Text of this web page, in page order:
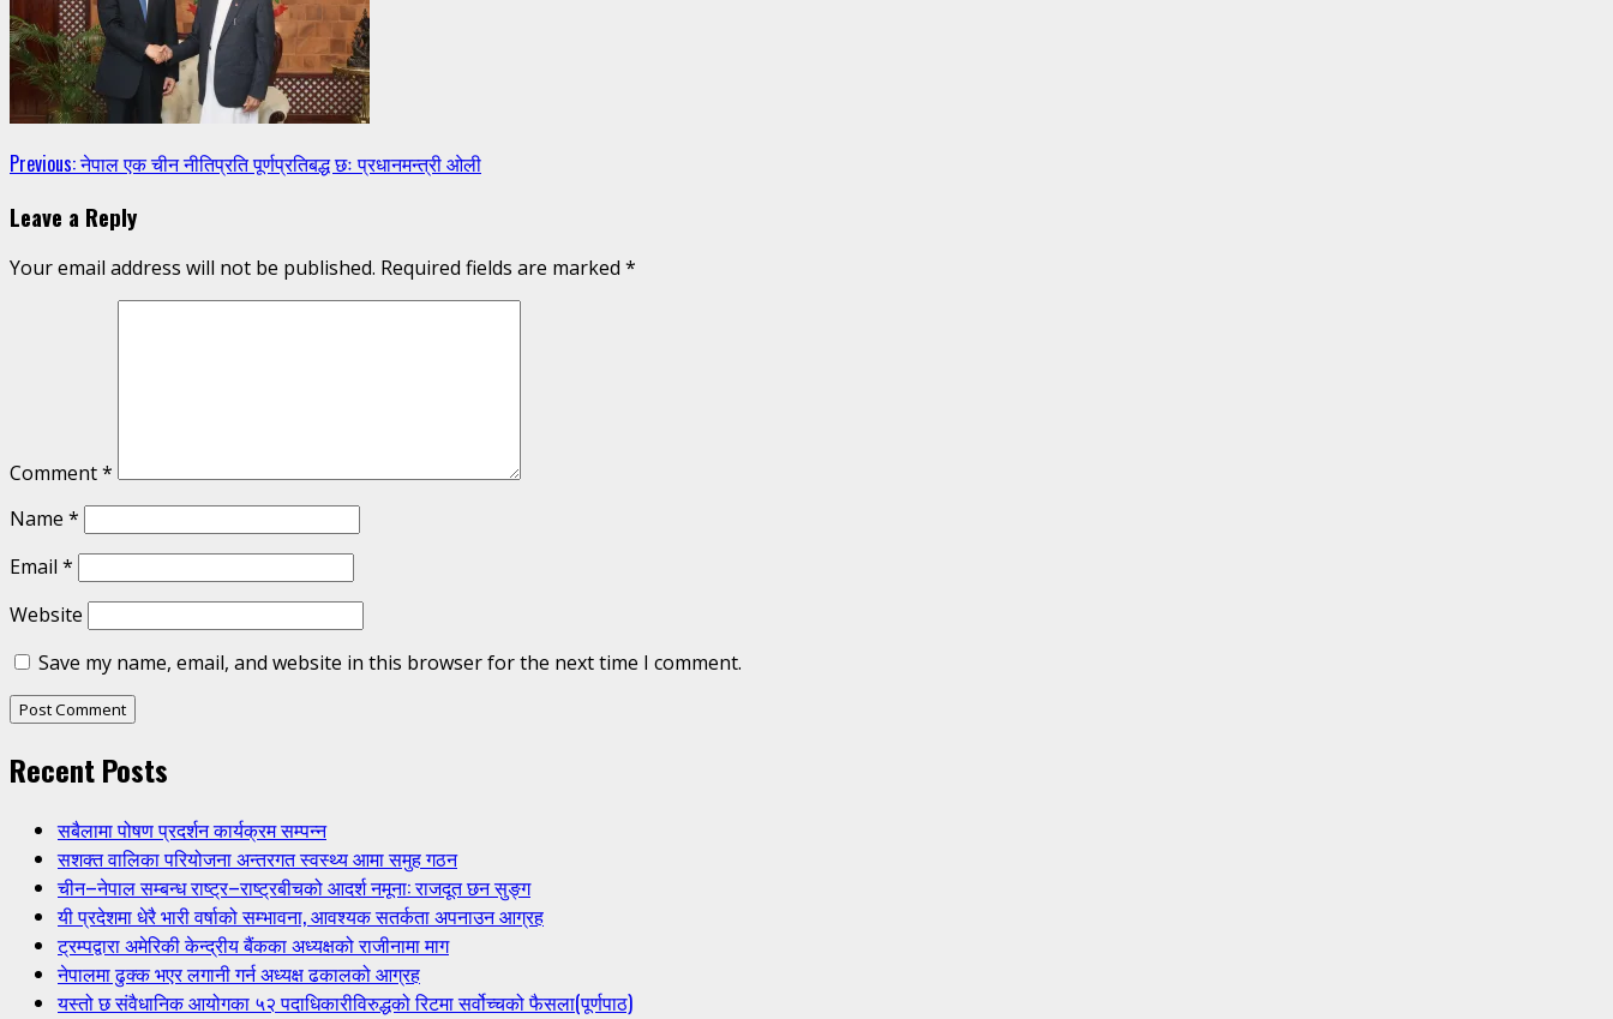
Continue
Reading
Previous:नेपाल एक चीन नीतिप्रति पूर्णप्रतिबद्ध छः प्रधानमन्त्री ओली
Leave a Reply
Your email address will not be published. Required fields are marked *
Comment*
Name *
Email *
Website
Save my name, email, and website in this browser for the next time I comment.
Recent Posts
सबैलामा पोषण प्रदर्शन कार्यक्रम सम्पन्न
सशक्त वालिका परियोजना अन्तरगत स्वस्थ्य आमा समुह गठन
चीन–नेपाल सम्बन्ध राष्ट्र–राष्ट्रबीचको आदर्श नमूना: राजदूत छन सुङ्ग
यी प्रदेशमा धेरै भारी वर्षाको सम्भावना, आवश्यक सतर्कता अपनाउन आग्रह
ट्रम्पद्वारा अमेरिकी केन्द्रीय बैंकका अध्यक्षको राजीनामा माग
नेपालमा ढुक्क भएर लगानी गर्न अध्यक्ष ढकालको आग्रह
यस्तो छ संवैधानिक आयोगका ५२ पदाधिकारीविरुद्धको रिटमा सर्वोच्चको फैसला(पूर्णपाठ)